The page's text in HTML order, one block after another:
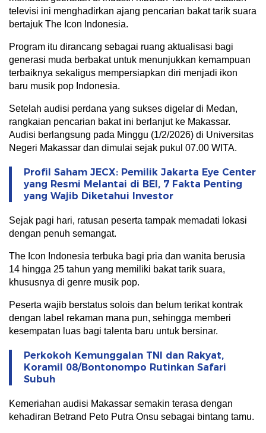
televisi ini menghadirkan ajang pencarian bakat tarik suara
bertajuk The Icon Indonesia.
Program itu dirancang sebagai ruang aktualisasi bagi
generasi muda berbakat untuk menunjukkan kemampuan
terbaiknya sekaligus mempersiapkan diri menjadi ikon
baru musik pop Indonesia.
Setelah audisi perdana yang sukses digelar di Medan,
rangkaian pencarian bakat ini berlanjut ke Makassar.
Audisi berlangsung pada Minggu (1/2/2026) di Universitas
Negeri Makassar dan dimulai sejak pukul 07.00 WITA.
Profil Saham JECX: Pemilik Jakarta Eye Center
yang Resmi Melantai di BEI, 7 Fakta Penting
yang Wajib Diketahui Investor
Sejak pagi hari, ratusan peserta tampak memadati lokasi
dengan penuh semangat.
The Icon Indonesia terbuka bagi pria dan wanita berusia
14 hingga 25 tahun yang memiliki bakat tarik suara,
khususnya di genre musik pop.
Peserta wajib berstatus solois dan belum terikat kontrak
dengan label rekaman mana pun, sehingga memberi
kesempatan luas bagi talenta baru untuk bersinar.
Perkokoh Kemunggalan TNI dan Rakyat,
Koramil 08/Bontonompo Rutinkan Safari
Subuh
Kemeriahan audisi Makassar semakin terasa dengan
kehadiran Betrand Peto Putra Onsu sebagai bintang tamu.